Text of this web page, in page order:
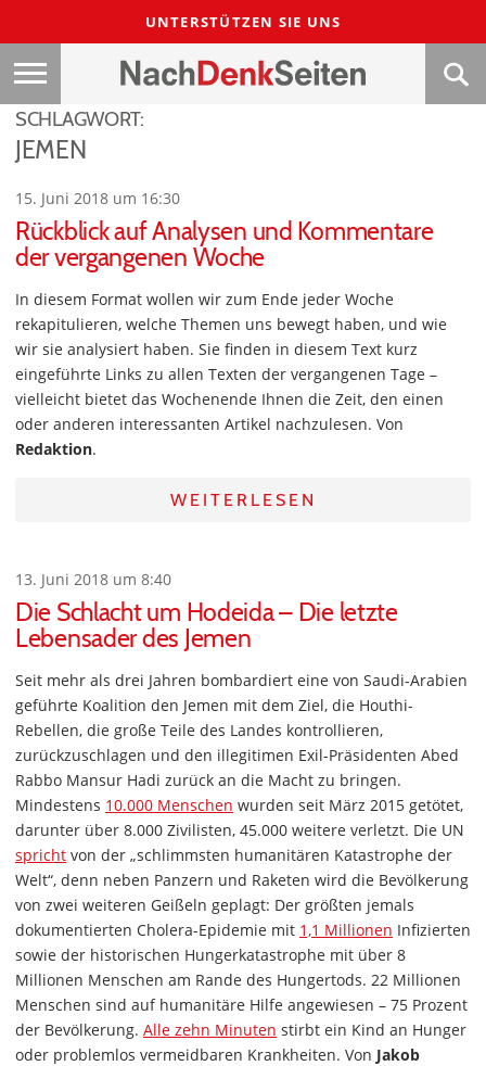
UNTERSTÜTZEN SIE UNS
SCHLAGWORT:
JEMEN
15. Juni 2018 um 16:30
Rückblick auf Analysen und Kommentare
der vergangenen Woche
In diesem Format wollen wir zum Ende jeder Woche
rekapitulieren, welche Themen uns bewegt haben, und wie
wir sie analysiert haben. Sie finden in diesem Text kurz
eingeführte Links zu allen Texten der vergangenen Tage –
vielleicht bietet das Wochenende Ihnen die Zeit, den einen
oder anderen interessanten Artikel nachzulesen. Von
Redaktion.
WEITERLESEN
13. Juni 2018 um 8:40
Die Schlacht um Hodeida – Die letzte
Lebensader des Jemen
Seit mehr als drei Jahren bombardiert eine von Saudi-Arabien
geführte Koalition den Jemen mit dem Ziel, die Houthi-
Rebellen, die große Teile des Landes kontrollieren,
zurückzuschlagen und den illegitimen Exil-Präsidenten Abed
Rabbo Mansur Hadi zurück an die Macht zu bringen.
Mindestens 10.000 Menschen wurden seit März 2015 getötet,
darunter über 8.000 Zivilisten, 45.000 weitere verletzt. Die UN
spricht von der „schlimmsten humanitären Katastrophe der
Welt“, denn neben Panzern und Raketen wird die Bevölkerung
von zwei weiteren Geißeln geplagt: Der größten jemals
dokumentierten Cholera-Epidemie mit 1,1 Millionen Infizierten
sowie der historischen Hungerkatastrophe mit über 8
Millionen Menschen am Rande des Hungertods. 22 Millionen
Menschen sind auf humanitäre Hilfe angewiesen – 75 Prozent
der Bevölkerung. Alle zehn Minuten stirbt ein Kind an Hunger
oder problemlos vermeidbaren Krankheiten. Von Jakob